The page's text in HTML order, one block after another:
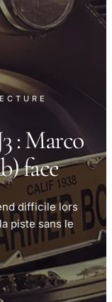
: Marco
face
difficile lors
piste sans le